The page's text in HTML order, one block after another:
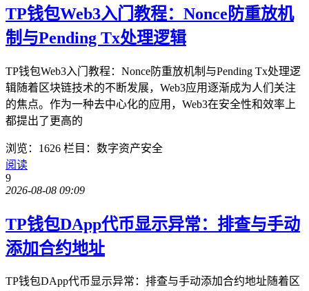
TP钱包Web3入门教程：Nonce防重放机
制与Pending Tx处理逻辑
TP钱包Web3入门教程：Nonce防重放机制与Pending Tx处理逻
辑随着区块链技术的不断发展，Web3应用逐渐成为人们关注
的焦点。作为一种去中心化的应用，Web3在安全性和效率上
都提出了更高的
浏览：1626 栏目：数字资产安全
阅读
9
2026-08-08 09:09
TP钱包DApp代币显示异常：排查与手动
添加合约地址
TP钱包DApp代币显示异常：排查与手动添加合约地址随着区